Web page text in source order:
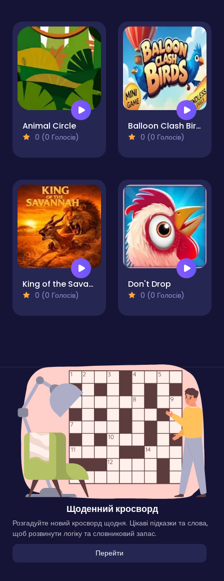
Animal Circle
0 (0 Голосів)
Balloon Clash Birds
0 (0 Голосів)
King of the Savannah
0 (0 Голосів)
Don't Drop
0 (0 Голосів)
Щоденний кросворд
Розгадуйте новий кросворд щодня. Цікаві підказки та слова,
щоб розвинути логіку та словниковий запас.
Перейти